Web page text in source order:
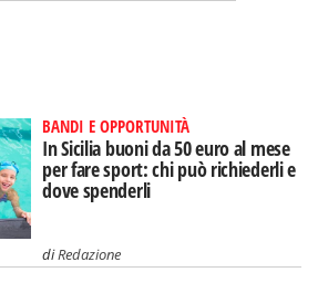
BANDI E OPPORTUNITÀ
In Sicilia buoni da 50 euro al mese
per fare sport: chi può richiederli e
dove spenderli
diRedazione